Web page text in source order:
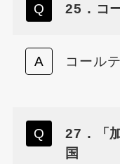
25．コ
コール
27．「
国